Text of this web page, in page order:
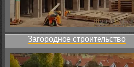
Загородное строительство